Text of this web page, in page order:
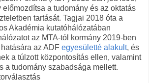
a tudomány és az oktatás
tartását. Tagjai 2018 óta a
Akadémia kutatóhálózatában
az MTA-tól kormány 2019-ben
az ADF egyesületté alakult, és
a túlzott központosítás ellen, valamint
a tudomány szabadsága mellett.